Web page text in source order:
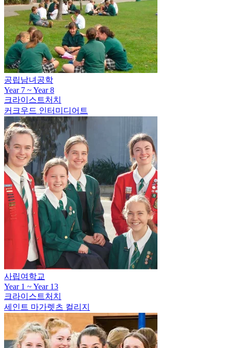
공립남녀공학
Year 7 ~ Year 8
크라이스트처치
커크우드 인터미디어트
사립여학교
Year 1 ~ Year 13
크라이스트처치
세인트 마가렛츠 컬리지